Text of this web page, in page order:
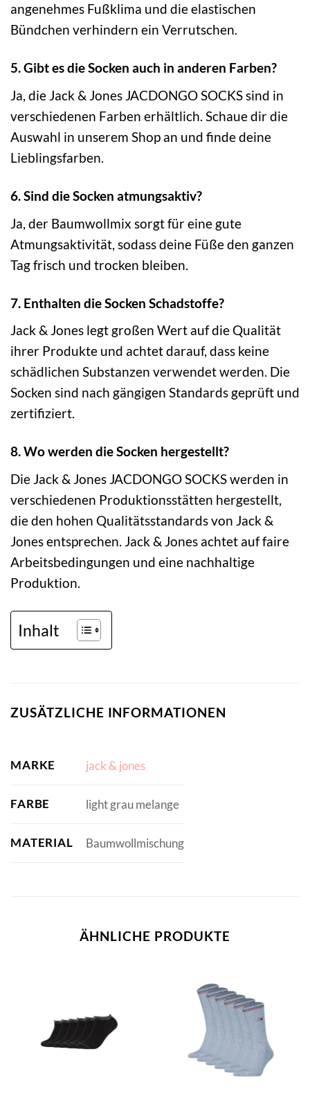
angenehmes Fußklima und die elastischen
Bündchen verhindern ein Verrutschen.
5. Gibt es die Socken auch in anderen Farben?
Ja, die Jack & Jones JACDONGO SOCKS sind in
verschiedenen Farben erhältlich. Schaue dir die
Auswahl in unserem Shop an und finde deine
Lieblingsfarben.
6. Sind die Socken atmungsaktiv?
Ja, der Baumwollmix sorgt für eine gute
Atmungsaktivität, sodass deine Füße den ganzen
Tag frisch und trocken bleiben.
7. Enthalten die Socken Schadstoffe?
Jack & Jones legt großen Wert auf die Qualität
ihrer Produkte und achtet darauf, dass keine
schädlichen Substanzen verwendet werden. Die
Socken sind nach gängigen Standards geprüft und
zertifiziert.
8. Wo werden die Socken hergestellt?
Die Jack & Jones JACDONGO SOCKS werden in
verschiedenen Produktionsstätten hergestellt,
die den hohen Qualitätsstandards von Jack &
Jones entsprechen. Jack & Jones achtet auf faire
Arbeitsbedingungen und eine nachhaltige
Produktion.
Inhalt
ZUSÄTZLICHE INFORMATIONEN
MARKE jack & jones
FARBE light grau melange
MATERIAL Baumwollmischung
ÄHNLICHE PRODUKTE